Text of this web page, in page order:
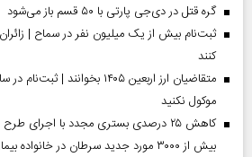
گره قتل در دی‌جی پارتی با ۵۰ قسم باز می‌شود
ثبت‌نام بیش از یک میلیون نفر در سماح |
کنند
متقاضیان ارز اربعین ۱۴۰۵
موکول نکنید
کاهش ۲۵ درصدی بستری مجدد با اجرای
بیش از ۳۰۰۰ مورد جدید سرطان در خانواده بیماران